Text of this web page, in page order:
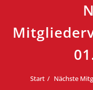
Start Nächste